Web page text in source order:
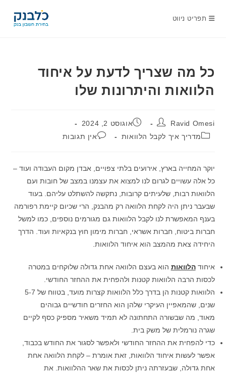
תפריט ניווט
כל מה שצריך לדעת על איחוד
הלוואות והיתרונות שלו
מחבר:
Ravid Omesi פורסם:אוגוסט 2, 2024
קטגוריה:
מדריך איך לקבל הלוואות תגובות:אין תגובות
יוקר המחייה בארץ, אירועים בלתי צפויים, אבדן מקום העבודה ועוד –
כל אלה עשויים לגרום לנו למצוא את עצמנו במצב של חובות ועם
הלוואות רבות, שלעיתים קרובות, נתקשה להשתלט עליהם. בעוד
שבעבר ניתן היה לקחת הלוואה רק מהבנק, הרי שכיום קיימת רפורמה
בענף המאפשרת לנו לקבל הלוואות גם מגורמים נוספים, כמו למשל
חברות ביטוח, חברות אשראי, חברות מימון חוץ בנקאיות ועוד. הדרך
היחידה צאת מהמצב הוא איחוד הלוואות.
איחודהלוואות הוא בעצם הלוואה אחת גדולה שלוקחים במטרה
לכסות הרבה הלוואות קטנות ולהפחית את ההחזר החודשי.
הלוואות קטנות הן בדרך כלל הלוואות קצרות מועד, בטווח של 5-7
שנים, שהמאפיין העיקרי שלהן הוא החזרים חודשיים גבוהים
מאוד, מה שבשורה התחתונה לא תמיד משאיר מספיק כסף לקיים
שגרה נורמלית של משק בית.
כדי להפחית את ההחזר החודשי ולאפשר לסגור את החודש בכבוד,
אפשר לעשות איחוד הלוואות, זאת אומרת – לקחת הלוואה אחת
אחת גדולה, שבעזרתה ניתן לכסות את שאר ההלוואות. את